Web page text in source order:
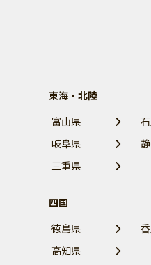
東海・北陸
富山県
岐阜県
三重県
四国
徳島県
高知県